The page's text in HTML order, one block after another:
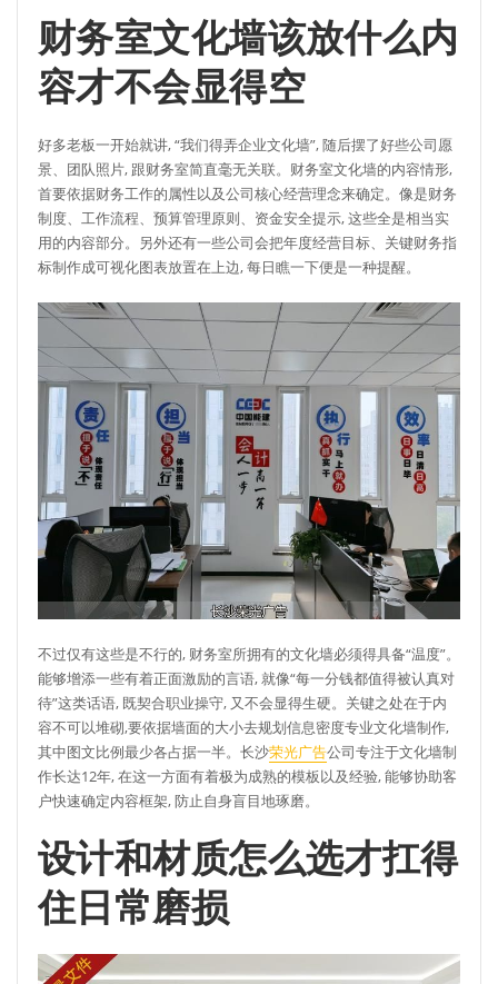
财务室文化墙该放什么内
容才不会显得空
好多老板一开始就讲, “我们得弄企业文化墙”, 随后摆了好些公司愿
景、团队照片, 跟财务室简直毫无关联。财务室文化墙的内容情形,
首要依据财务工作的属性以及公司核心经营理念来确定。像是财务
制度、工作流程、预算管理原则、资金安全提示, 这些全是相当实
用的内容部分。另外还有一些公司会把年度经营目标、关键财务指
标制作成可视化图表放置在上边, 每日瞧一下便是一种提醒。
不过仅有这些是不行的, 财务室所拥有的文化墙必须得具备“温度”。
能够增添一些有着正面激励的言语, 就像“每一分钱都值得被认真对
待”这类话语, 既契合职业操守, 又不会显得生硬。关键之处在于内
容不可以堆砌,要依据墙面的大小去规划信息密度专业文化墙制作,
其中图文比例最少各占据一半。长沙荣光广告公司专注于文化墙制
作长达12年, 在这一方面有着极为成熟的模板以及经验, 能够协助客
户快速确定内容框架, 防止自身盲目地琢磨。
设计和材质怎么选才扛得
住日常磨损